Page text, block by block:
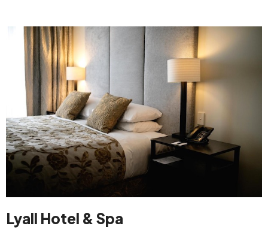
Lyall Hotel & Spa